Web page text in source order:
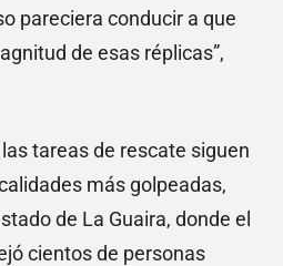
pareciera conducir a que
de esas réplicas”,
tareas de rescate siguen
más golpeadas,
de La Guaira, donde el
cientos de personas